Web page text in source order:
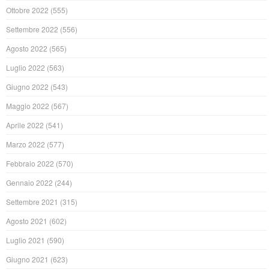
Ottobre 2022 (555)
Settembre 2022 (556)
Agosto 2022 (565)
Luglio 2022 (563)
Giugno 2022 (543)
Maggio 2022 (567)
Aprile 2022 (541)
Marzo 2022 (577)
Febbraio 2022 (570)
Gennaio 2022 (244)
Settembre 2021 (315)
Agosto 2021 (602)
Luglio 2021 (590)
Giugno 2021 (623)